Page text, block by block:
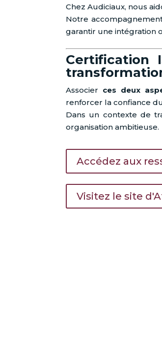
Chez Audiciaux, nous
Notre
garantir une intégration
Certification
Associer ces deux
renforcer la confiance
Dans un contexte de
organisation ambitieuse.
Accédez aux
Visitez le site